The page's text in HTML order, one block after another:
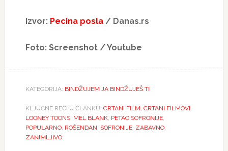
Izvor: Pecina posla/ Danas.rs
Foto: Screenshot / Youtube
KATEGORIJA: BINDŽUJEM JA BINDŽUJEŠ TI
KLJUČNE REČI U ČLANKU: CRTANI FILM, CRTANI FILMOVI,
LOONEY TOONS, MEL BLANK, PETAO SOFRONIJE,
POPULARNO, ROŠENDAN, SOFRONIJE, ZABAVNO,
ZANIMLJIVO